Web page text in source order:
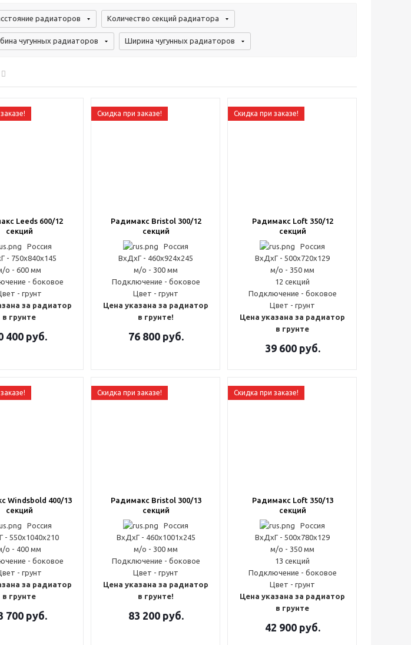
радиаторов Количество секций радиатора
чугунных радиаторов Ширина чугунных радиаторов
Leeds 600/12
секций
Россия
- 750x840x145
о - 600 мм
- боковое
- грунт
за радиатор
в грунте
400руб.
Скидка при заказе!
Радимакс Bristol 300/12
секций
Россия
ВxДxГ - 460x924x245
м/о - 300 мм
Подключение - боковое
Цвет - грунт
Цена указана за радиатор
в грунте!
76 800руб.
Скидка при заказе!
Радимакс Loft 350/12
секций
Россия
ВxДxГ - 500x720x129
м/о - 350 мм
12 секций
Подключение - боковое
Цвет - грунт
Цена указана за радиатор
в грунте
39 600руб.
Windsbold 400/13
секций
Россия
- 550x1040x210
о - 400 мм
- боковое
- грунт
за радиатор
в грунте
700руб.
Скидка при заказе!
Радимакс Bristol 300/13
секций
Россия
ВxДxГ - 460x1001x245
м/о - 300 мм
Подключение - боковое
Цвет - грунт
Цена указана за радиатор
в грунте!
83 200руб.
Скидка при заказе!
Радимакс Loft 350/13
секций
Россия
ВxДxГ - 500x780x129
м/о - 350 мм
13 секций
Подключение - боковое
Цвет - грунт
Цена указана за радиатор
в грунте
42 900руб.